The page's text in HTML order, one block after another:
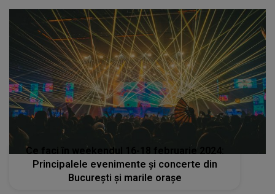
Ce faci în weekendul 16-18 februarie 2024:
Principalele evenimente și concerte din
București și marile orașe